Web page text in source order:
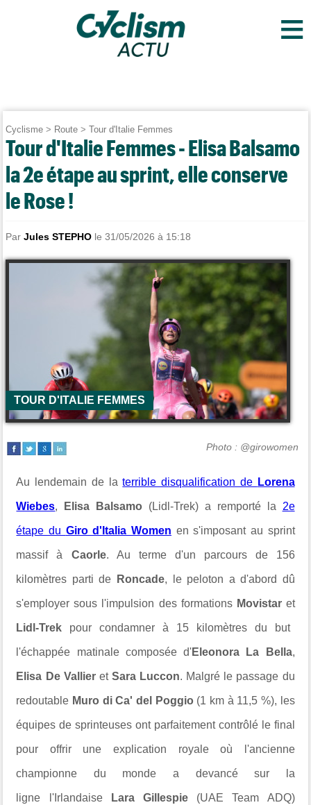
≡
Cyclisme > Route >Tour d'Italie Femmes
Tour d'Italie Femmes - Elisa Balsamo
la 2e étape au sprint, elle conserve
le Rose !
ParJules STEPHO le 31/05/2026 à 15:18
TOUR D'ITALIE FEMMES
Photo : @girowomen
Au lendemain de laterrible disqualification de Lorena
Wiebes, Elisa Balsamo (Lidl-Trek) a remporté la 2e
étape du Giro d'Italia Women en s'imposant au sprint
massif à Caorle. Au terme d'un parcours de 156
kilomètres parti de Roncade, le peloton a d'abord dû
s'employer sous l'impulsion des formations Movistar et
Lidl-Trek pour condamner à 15 kilomètres du but
l'échappée matinale composée d'Eleonora La Bella,
Elisa De Vallieret Sara Luccon. Malgré le passage du
redoutable Muro di Ca' del Poggio (1 km à 11,5 %), les
équipes de sprinteuses ont parfaitement contrôlé le final
pour offrir une explication royale où l'ancienne
championne du monde a devancé sur la
ligne l'Irlandaise Lara Gillespie (UAE Team ADQ)